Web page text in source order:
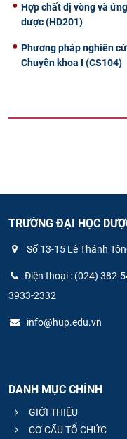
Hợp chất dị vòng và
dược (HD201)
Phương pháp nghiên
Chuyên khoa I (CS104)
TRƯỜNG ĐẠI HỌC
Số 13-15 Lê Thánh
Điện thoại : (024) 382-
3933-2332
info@hup.edu.vn
DANH MỤC CHÍNH
GIỚI THIỆU
CƠ CẤU TỔ CHỨC